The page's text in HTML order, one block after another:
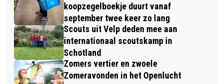
koopzegelboekje duurt vanaf
september twee keer zo lang
Scouts uit Velp deden mee aan
internationaal scoutskamp in
Schotland
Zomers vertier en zwoele
Zomeravonden in het Openlucht